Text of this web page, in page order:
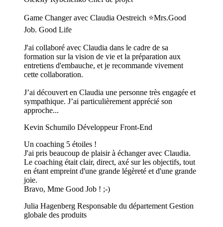
Game Changer avec Claudia Oestreich ⭐️Mrs.Good
Job. Good Life
J'ai collaboré avec Claudia dans le cadre de sa
formation sur la vision de vie et la préparation aux
entretiens d'embauche, et je recommande vivement
cette collaboration.
J’ai découvert en Claudia une personne très engagée et
sympathique. J’ai particulièrement apprécié son
approche...
Kevin Schumilo Développeur Front-End
Un coaching 5 étoiles !
J'ai pris beaucoup de plaisir à échanger avec Claudia.
Le coaching était clair, direct, axé sur les objectifs, tout
en étant empreint d'une grande légèreté et d'une grande
joie.
Bravo, Mme Good Job ! ;-)
Julia Hagenberg Responsable du département Gestion
globale des produits